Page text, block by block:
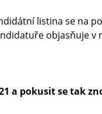
listina se na
objasňuje v
a pokusit se tak